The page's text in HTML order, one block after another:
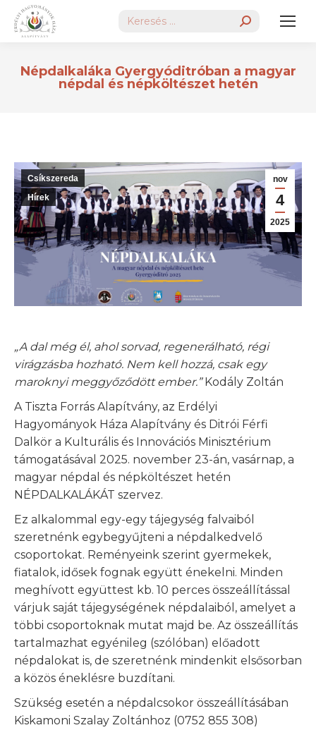
Search:
Népdalkaláka Gyergyóditróban a magyar
népdal és népköltészet hetén
nov
4
2025
Csíkszereda
Hírek
„A dal még él, ahol sorvad, regenerálható, régi
virágzásba hozható. Nem kell hozzá, csak egy
maroknyi meggyőződött ember.”Kodály Zoltán
A Tiszta Forrás Alapítvány, az Erdélyi
Hagyományok Háza Alapítvány és Ditrói Férfi
Dalkör a Kulturális és Innovációs Minisztérium
támogatásával 2025. november 23-án, vasárnap, a
magyar népdal és népköltészet hetén
NÉPDALKALÁKÁT szervez.
Ez alkalommal egy-egy tájegység falvaiból
szeretnénk egybegyűjteni a népdalkedvelő
csoportokat. Reményeink szerint gyermekek,
fiatalok, idősek fognak együtt énekelni. Minden
meghívott együttest kb. 10 perces összeállítással
várjuk saját tájegységének népdalaiból, amelyet a
többi csoportoknak mutat majd be. Az összeállítás
tartalmazhat egyénileg (szólóban) előadott
népdalokat is, de szeretnénk mindenkit elsősorban
a közös éneklésre buzdítani.
Szükség esetén a népdalcsokor összeállításában
Kiskamoni Szalay Zoltánhoz (0752 855 308)